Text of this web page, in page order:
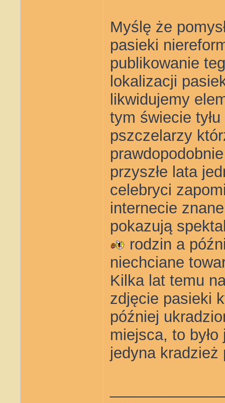
Myślę że
pasieki
publikowanie
lokalizacji
likwidujemy
tym świecie
pszczelarzy
przyszłe lata
celebryci
internecie
pokazują
rodzin a
niechciane
Kilka lat temu
zdjęcie pasieki
później
miejsca, to
jedyna kradzież